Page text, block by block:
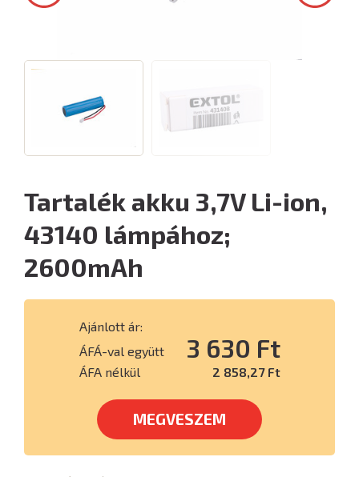
Tartalék akku 3,7V Li-ion,
43140 lámpához;
2600mAh
Ajánlott ár:
ÁFÁ-val együtt
3 630 Ft
ÁFA nélkül 2 858,27 Ft
MEGVESZEM